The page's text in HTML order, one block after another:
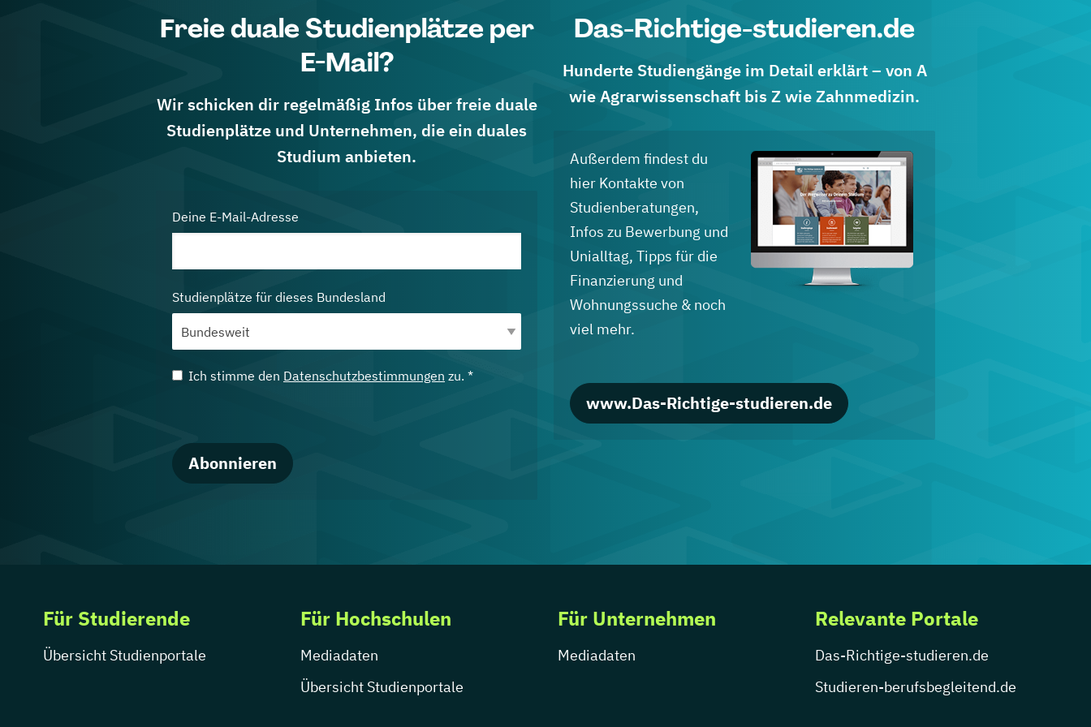
Freie duale Studienplätze per
E-Mail?
Wir schicken dir regelmäßig Infos über freie duale
Studienplätze und Unternehmen, die ein duales
Studium anbieten.
Deine E-Mail-Adresse
Studienplätze für dieses Bundesland
Ich stimme den Datenschutzbestimmungen zu. *
Abonnieren
Das-Richtige-studieren.de
Hunderte Studiengänge im Detail erklärt – von A
wie Agrarwissenschaft bis Z wie Zahnmedizin.
Außerdem findest du
hier Kontakte von
Studienberatungen,
Infos zu Bewerbung und
Unialltag, Tipps für die
Finanzierung und
Wohnungssuche & noch
viel mehr.
www.Das-Richtige-studieren.de
Für Studierende
Übersicht Studienportale
Für Hochschulen
Mediadaten
Übersicht Studienportale
Für Unternehmen
Mediadaten
Relevante Portale
Das-Richtige-studieren.de
Studieren-berufsbegleitend.de